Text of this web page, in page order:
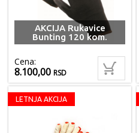
AKCIJA Rukavice
Bunting 120 kom.
Cena:
8.100,00RSD
LETNJA AKCIJA